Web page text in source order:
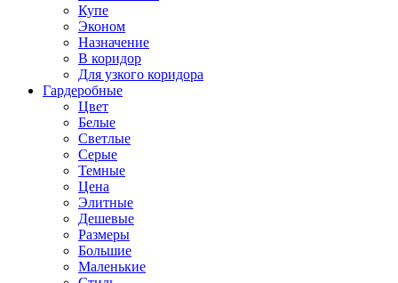
Купе
Эконом
Назначение
В коридор
Для узкого коридора
Гардеробные
Цвет
Белые
Светлые
Серые
Темные
Цена
Элитные
Дешевые
Размеры
Большие
Маленькие